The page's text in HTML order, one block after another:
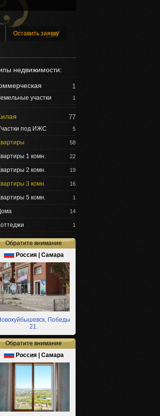
Оставить заявку
недвижимости:
1
1
участки
77
5
под ИЖС
58
22
1 комн.
19
2 комн.
16
3 комн.
1
5 комн.
14
1
Обратите внимание
Россия | Самара
Победы
21.
Обратите внимание
Россия | Самара